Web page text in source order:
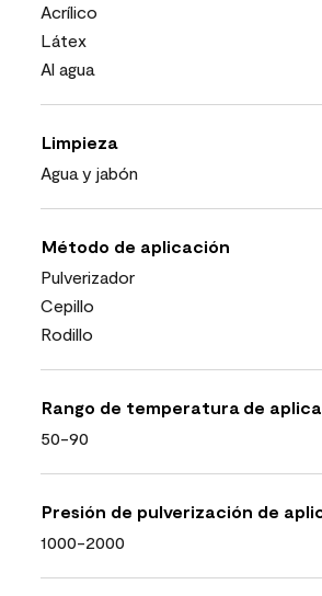
Acrílico
Látex
Al agua
Limpieza
Agua y jabón
Método de aplicación
Pulverizador
Cepillo
Rodillo
Rango de temperatura de
50-90
Presión de pulverización de
1000-2000